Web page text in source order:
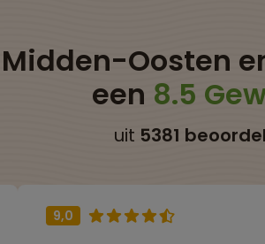
Oosten
een 8.5
uit 5381
9,0